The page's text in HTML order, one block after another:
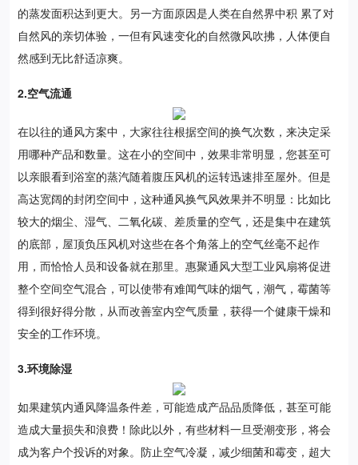
的蒸发面积达到更大。另一方面原因是人类在自然界中积 累了对
自然风的亲切体验，一但有风速变化的自然微风吹拂，人体便自
然感到无比舒适凉爽。
2.空气流通
在以往的通风方案中，大家往往根据空间的换气次数，来决定采
用哪种产品和数量。这在小的空间中，效果非常明显，您甚至可
以亲眼看到浴室的蒸汽随着腹压风机的运转迅速排至屋外。但是
高达宽阔的封闭空间中，这种通风换气风效果并不明显：比如比
较大的烟尘、湿气、二氧化碳、差质量的空气，还是集中在建筑
的底部，屋顶负压风机对这些在各个角落上的空气丝毫不起作
用，而恰恰人员和设备就在那里。惠聚通风大型工业风扇将促进
整个空间空气混合，可以使带有难闻气味的烟气，潮气，霉菌等
得到很好得分散，从而改善室内空气质量，获得一个健康干燥和
安全的工作环境。
3.环境除湿
如果建筑内通风降温条件差，可能造成产品品质降低，甚至可能
造成大量损失和浪费！除此以外，有些材料一旦受潮变形，将会
成为客户个投诉的对象。防止空气冷凝，减少细菌和霉变，超大